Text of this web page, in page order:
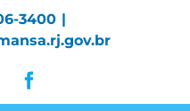
3400 |
Tiktok